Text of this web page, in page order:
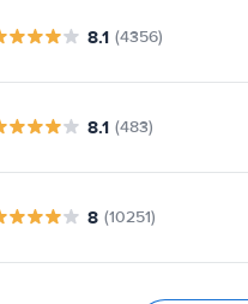
8.1 (4356)
8.1 (483)
8 (10251)